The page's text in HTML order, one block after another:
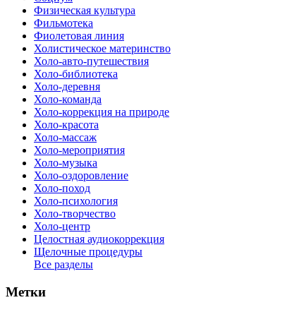
Физическая культура
Фильмотека
Фиолетовая линия
Холистическое материнство
Холо-авто-путешествия
Холо-библиотека
Холо-деревня
Холо-команда
Холо-коррекция на природе
Холо-красота
Холо-массаж
Холо-мероприятия
Холо-музыка
Холо-оздоровление
Холо-поход
Холо-психология
Холо-творчество
Холо-центр
Целостная аудиокоррекция
Щелочные процедуры
Все разделы
Метки